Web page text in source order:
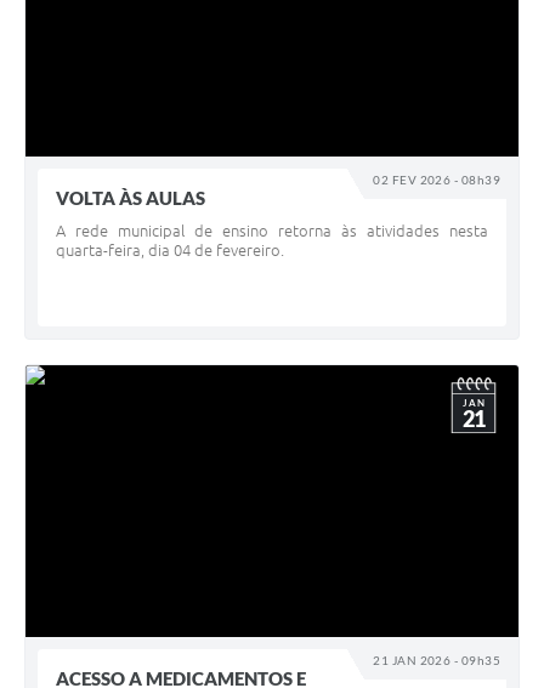
02 FEV 2026 - 08h39
VOLTA ÀS AULAS
A rede municipal de ensino retorna às atividades nesta
quarta-feira, dia 04 de fevereiro.
21 JAN 2026 - 09h35
JAN
21
ACESSO A MEDICAMENTOS E